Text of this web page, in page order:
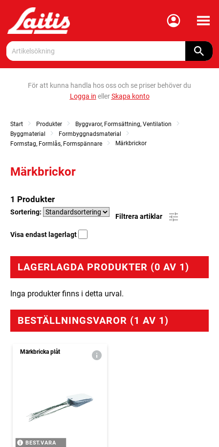
Meny
För att kunna handla hos oss och se priser behöver du
Logga in ellerSkapa konto
Start Produkter
Byggvaror, Formsättning, Ventilation
Byggmaterial
Formbyggnadsmaterial
Formstag, Formlås, Formspännare
Märkbrickor
Märkbrickor
1 Produkter
Sortering:
Filtrera artiklar
Visa endast lagerlagt
LAGERLAGDA PRODUKTER (0 AV 1)
Inga produkter finns i detta urval.
BESTÄLLNINGSVAROR (1 AV 1)
Märkbricka plåt
BEST.VARA